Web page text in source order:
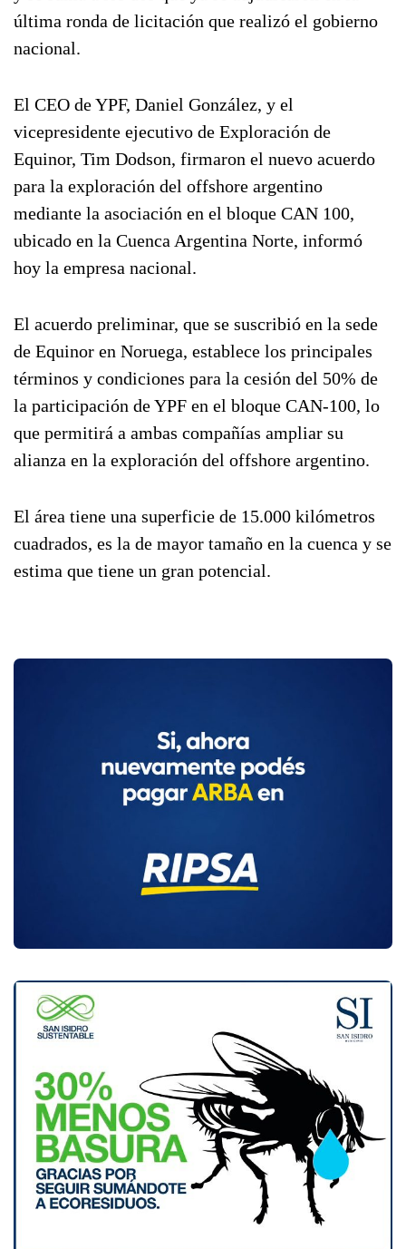
última ronda de licitación que realizó el gobierno
nacional.
El CEO de YPF, Daniel González, y el
vicepresidente ejecutivo de Exploración de
Equinor, Tim Dodson, firmaron el nuevo acuerdo
para la exploración del offshore argentino
mediante la asociación en el bloque CAN 100,
ubicado en la Cuenca Argentina Norte, informó
hoy la empresa nacional.
El acuerdo preliminar, que se suscribió en la sede
de Equinor en Noruega, establece los principales
términos y condiciones para la cesión del 50% de
la participación de YPF en el bloque CAN-100, lo
que permitirá a ambas compañías ampliar su
alianza en la exploración del offshore argentino.
El área tiene una superficie de 15.000 kilómetros
cuadrados, es la de mayor tamaño en la cuenca y se
estima que tiene un gran potencial.